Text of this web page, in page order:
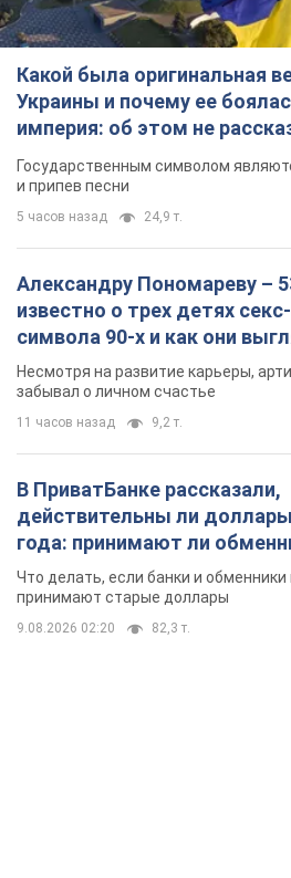
Какой была оригинальная
Украины и почему ее
империя: об этом не
Государственным символом
и припев песни
5 часов назад 24,9 т.
Александру Пономареву –
известно о трех детях секс-
символа 90-х и как они
Несмотря на развитие карьеры,
забывал о личном счастье
11 часов назад 9,2 т.
В ПриватБанке рассказали,
действительны ли
года: принимают ли
банки такие купюры
Что делать, если банки и обменники
принимают старые доллары
9.08.2026 02:20 82,3 т.